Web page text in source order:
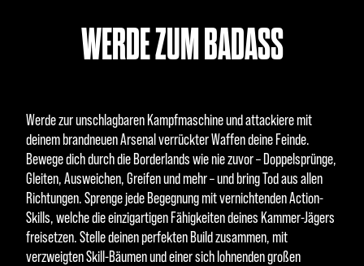
WERDE ZUM BADASS
Werde zur unschlagbaren Kampfmaschine und attackiere mit
deinem brandneuen Arsenal verrückter Waffen deine Feinde.
Bewege dich durch die Borderlands wie nie zuvor – Doppelsprünge,
Gleiten, Ausweichen, Greifen und mehr – und bring Tod aus allen
Richtungen. Sprenge jede Begegnung mit vernichtenden Action-
Skills, welche die einzigartigen Fähigkeiten deines Kammer-Jägers
freisetzen. Stelle deinen perfekten Build zusammen, mit
verzweigten Skill-Bäumen und einer sich lohnenden großen